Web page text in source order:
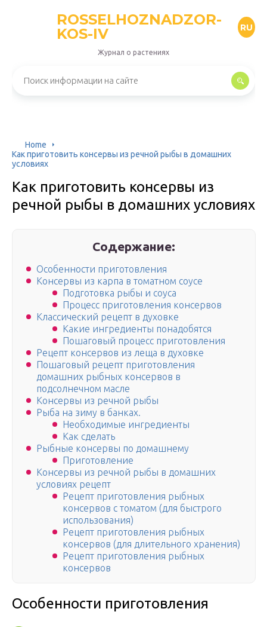
ROSSELHOZNADZOR-
KOS-IV
RU
Журнал о растениях
Home
Как приготовить консервы из речной рыбы в домашних
условиях
Как приготовить консервы из
речной рыбы в домашних условиях
Содержание:
Особенности приготовления
Консервы из карпа в томатном соусе
Подготовка рыбы и соуса
Процесс приготовления консервов
Классический рецепт в духовке
Какие ингредиенты понадобятся
Пошаговый процесс приготовления
Рецепт консервов из леща в духовке
Пошаговый рецепт приготовления
домашних рыбных консервов в
подсолнечном масле
Консервы из речной рыбы
Рыба на зиму в банках.
Необходимые ингредиенты
Как сделать
Рыбные консервы по домашнему
Приготовление
Консервы из речной рыбы в домашних
условиях рецепт
Рецепт приготовления рыбных
консервов с томатом (для быстрого
использования)
Рецепт приготовления рыбных
консервов (для длительного хранения)
Рецепт приготовления рыбных
консервов
Особенности приготовления